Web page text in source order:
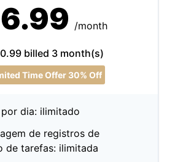
6.99 /month
billed 3 month(s)
Time Offer 30% Off
por dia: ilimitado
de registros de
de tarefas: ilimitada